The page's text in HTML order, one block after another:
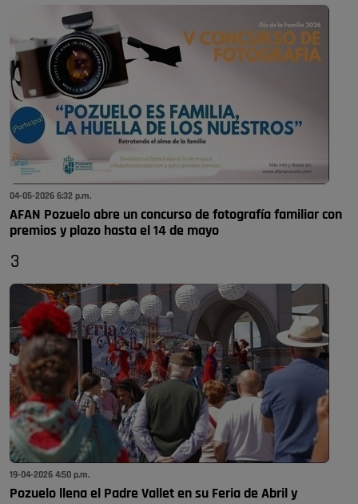
04-05-2026 6:32 p.m.
AFAN Pozuelo abre un concurso de fotografía familiar con
premios y plazo hasta el 14 de mayo
3
19-04-2026 4:50 p.m.
Pozuelo llena el Padre Vallet en su Feria de Abril y